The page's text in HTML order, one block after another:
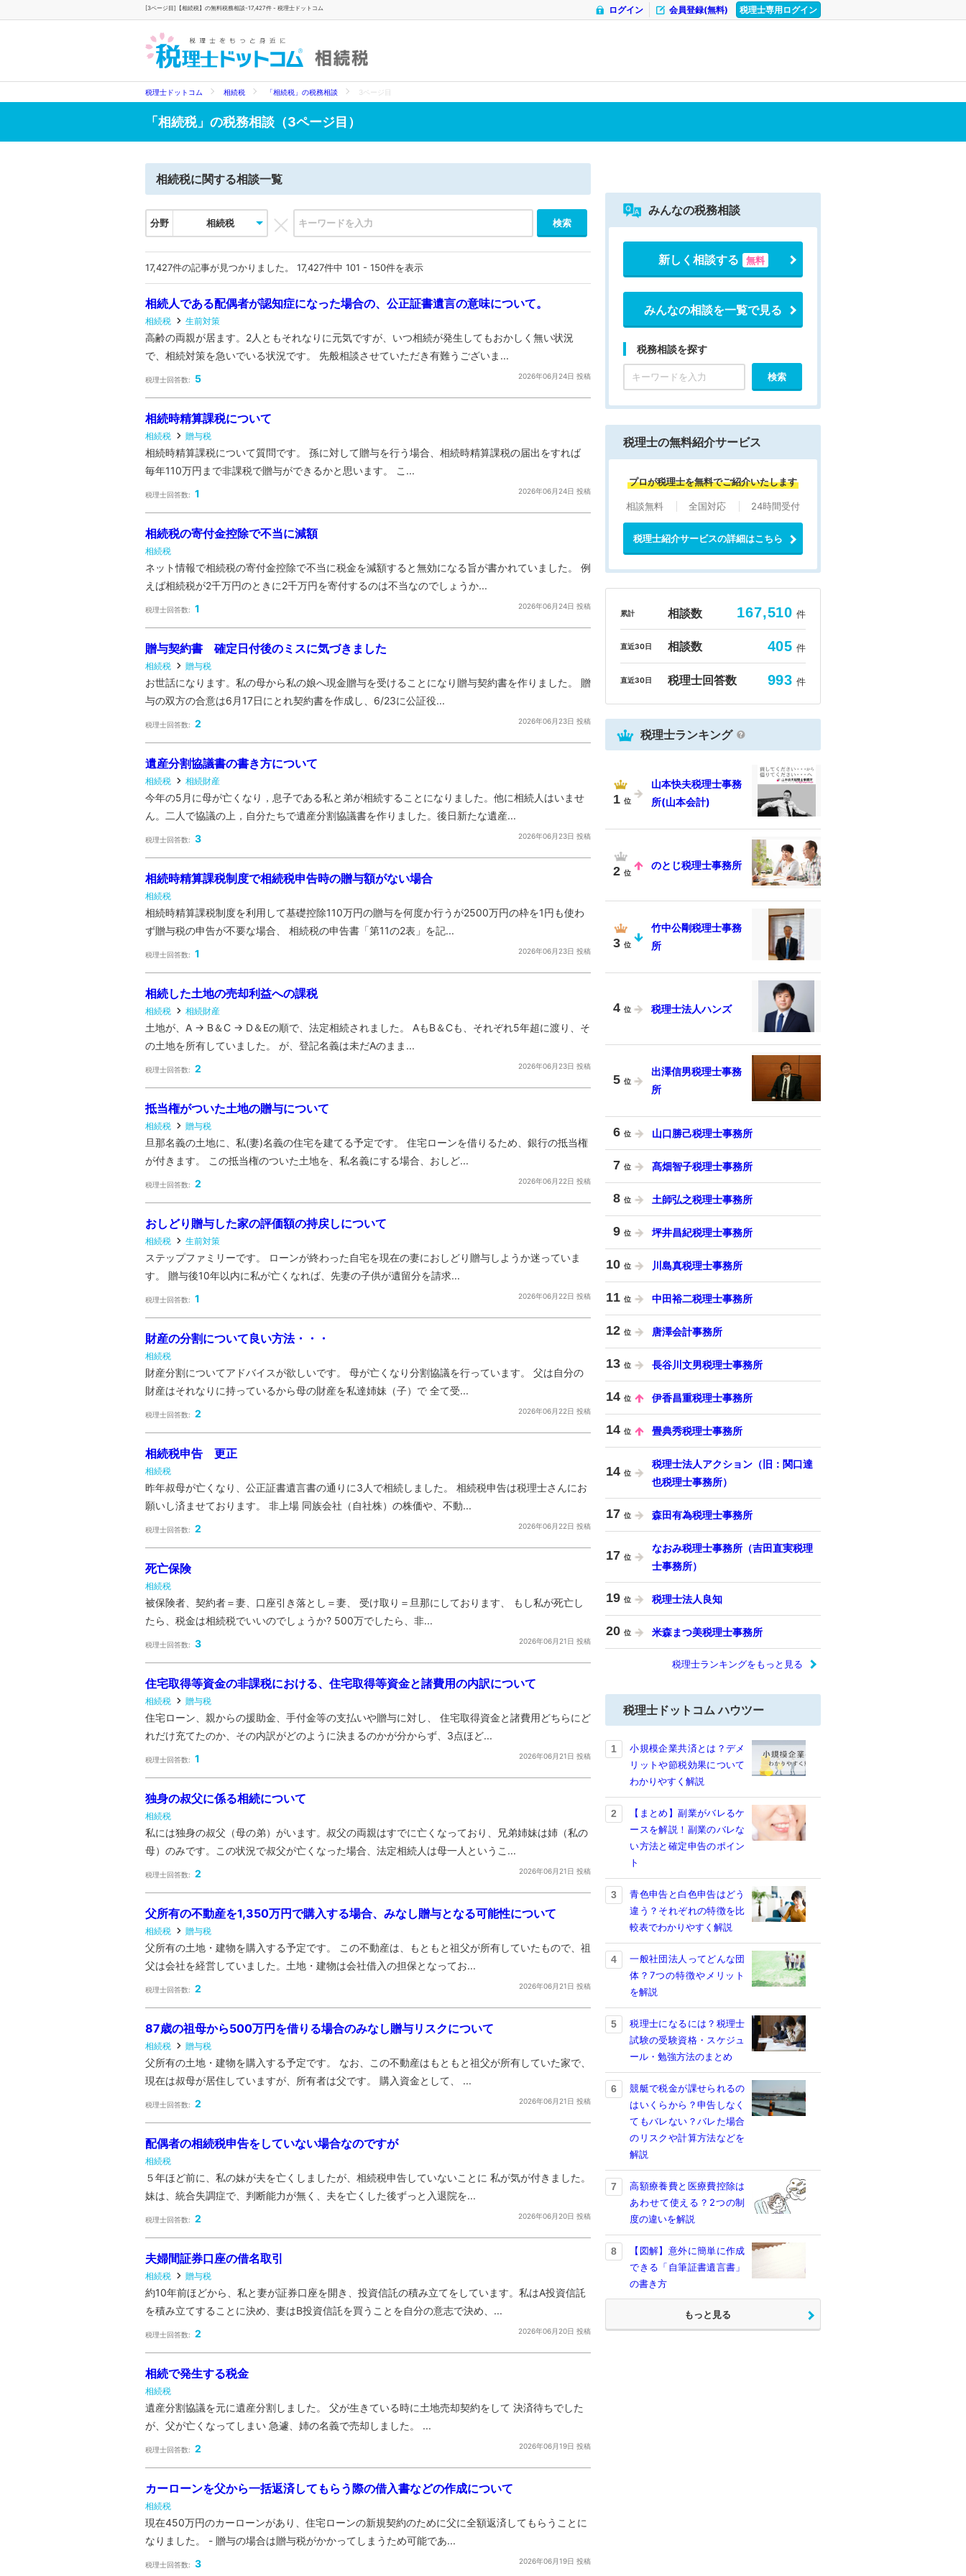
[3ページ目]【相続税】の無料税務相談-17,427件 - 税理士ドットコム 税理士専用ログイン
会員登録(無料)
ログイン
税理士ドットコム 相続税 「相続税」の税務相談 3ページ目
「 相続税」の税務相談（3ページ目）
相続税に関する相談一覧
分野 相続税
17,427件の記事が見つかりました。 17,427件中 101 - 150件を表示
相続人である配偶者が認知症になった場合の、公正証書遺言の意味について。
相続税 生前対策
高齢の両親が居ます。2人ともそれなりに元気ですが、いつ相続が発生してもおかしく無い状況
で、相続対策を急いでいる状況です。 先般相談させていただき有難うございま...
税理士回答数: 5 2026年06月24日 投稿
相続時精算課税について
相続税 贈与税
相続時精算課税について質問です。 孫に対して贈与を行う場合、相続時精算課税の届出をすれば
毎年110万円まで非課税で贈与ができるかと思います。 こ...
税理士回答数: 1 2026年06月24日 投稿
相続税の寄付金控除で不当に減額
相続税
ネット情報で相続税の寄付金控除で不当に税金を減額すると無効になる旨が書かれていました。 例
えば相続税が2千万円のときに2千万円を寄付するのは不当なのでしょうか...
税理士回答数: 1 2026年06月24日 投稿
贈与契約書 確定日付後のミスに気づきました
相続税 贈与税
お世話になります。私の母から私の娘へ現金贈与を受けることになり贈与契約書を作りました。 贈
与の双方の合意は6月17日にとれ契約書を作成し、6/23に公証役...
税理士回答数: 2 2026年06月23日 投稿
遺産分割協議書の書き方について
相続税 相続財産
今年の5月に母が亡くなり，息子である私と弟が相続することになりました。他に相続人はいませ
ん。二人で協議の上，自分たちで遺産分割協議書を作りました。後日新たな遺産...
税理士回答数: 3 2026年06月23日 投稿
相続時精算課税制度で相続税申告時の贈与額がない場合
相続税
相続時精算課税制度を利用して基礎控除110万円の贈与を何度か行うが2500万円の枠を1円も使わ
ず贈与税の申告が不要な場合、 相続税の申告書「第11の2表」を記...
税理士回答数: 1 2026年06月23日 投稿
相続した土地の売却利益への課税
相続税 相続財産
土地が、A → B＆C → D＆Eの順で、法定相続されました。 AもB＆Cも、それぞれ5年超に渡り、そ
の土地を所有していました。 が、登記名義は未だAのまま...
税理士回答数: 2 2026年06月23日 投稿
抵当権がついた土地の贈与について
相続税 贈与税
旦那名義の土地に、私(妻)名義の住宅を建てる予定です。 住宅ローンを借りるため、銀行の抵当権
が付きます。 この抵当権のついた土地を、私名義にする場合、おしど...
税理士回答数: 2 2026年06月22日 投稿
おしどり贈与した家の評価額の持戻しについて
相続税 生前対策
ステップファミリーです。 ローンが終わった自宅を現在の妻におしどり贈与しようか迷っていま
す。 贈与後10年以内に私が亡くなれば、先妻の子供が遺留分を請求...
税理士回答数: 1 2026年06月22日 投稿
財産の分割について良い方法・・・
相続税
財産分割についてアドバイスが欲しいです。 母が亡くなり分割協議を行っています。 父は自分の
財産はそれなりに持っているから母の財産を私達姉妹（子）で 全て受...
税理士回答数: 2 2026年06月22日 投稿
相続税申告 更正
相続税
昨年叔母が亡くなり、公正証書遺言書の通りに3人で相続しました。 相続税申告は税理士さんにお
願いし済ませております。 非上場 同族会社（自社株）の株価や、不動...
税理士回答数: 2 2026年06月22日 投稿
死亡保険
相続税
被保険者、契約者＝妻、口座引き落とし＝妻、 受け取り＝旦那にしております、 もし私が死亡し
たら、税金は相続税でいいのでしょうか? 500万でしたら、非...
税理士回答数: 3 2026年06月21日 投稿
住宅取得等資金の非課税における、住宅取得等資金と諸費用の内訳について
相続税 贈与税
住宅ローン、親からの援助金、手付金等の支払いや贈与に対し、 住宅取得資金と諸費用どちらにど
れだけ充てたのか、その内訳がどのように決まるのかが分からず、3点ほど...
税理士回答数: 1 2026年06月21日 投稿
独身の叔父に係る相続について
相続税
私には独身の叔父（母の弟）がいます。叔父の両親はすでに亡くなっており、兄弟姉妹は姉（私の
母）のみです。この状況で叔父が亡くなった場合、法定相続人は母一人というこ...
税理士回答数: 2 2026年06月21日 投稿
父所有の不動産を1,350万円で購入する場合、みなし贈与となる可能性について
相続税 贈与税
父所有の土地・建物を購入する予定です。 この不動産は、もともと祖父が所有していたもので、祖
父は会社を経営していました。土地・建物は会社借入の担保となってお...
税理士回答数: 2 2026年06月21日 投稿
87歳の祖母から500万円を借りる場合のみなし贈与リスクについて
相続税 贈与税
父所有の土地・建物を購入する予定です。 なお、この不動産はもともと祖父が所有していた家で、
現在は叔母が居住していますが、所有者は父です。 購入資金として、 ...
税理士回答数: 2 2026年06月21日 投稿
配偶者の相続税申告をしていない場合なのですが
相続税
５年ほど前に、私の妹が夫を亡くしましたが、相続税申告していないことに 私が気が付きました。
妹は、統合失調症で、判断能力が無く、夫を亡くした後ずっと入退院を...
税理士回答数: 2 2026年06月20日 投稿
夫婦間証券口座の借名取引
相続税 贈与税
約10年前ほどから、私と妻が証券口座を開き、投資信託の積み立てをしています。私はA投資信託
を積み立てすることに決め、妻はB投資信託を買うことを自分の意志で決め、...
税理士回答数: 2 2026年06月20日 投稿
相続で発生する税金
相続税
遺産分割協議を元に遺産分割しました。 父が生きている時に土地売却契約をして 決済待ちでした
が、父が亡くなってしまい 急遽、姉の名義で売却しました。 ...
税理士回答数: 2 2026年06月19日 投稿
カーローンを父から一括返済してもらう際の借入書などの作成について
相続税
現在450万円のカーローンがあり、住宅ローンの新規契約のために父に全額返済してもらうことに
なりました。 - 贈与の場合は贈与税がかかってしまうため可能であ...
税理士回答数: 3 2026年06月19日 投稿
みんなの税務相談
新しく相談する 無料
みんなの相談を一覧で見る
税務相談を探す
税理士の無料紹介サービス
プロが税理士を無料でご紹介いたします
相談無料 全国対応 24時間受付
税理士紹介サービスの詳細はこちら
累計 相談数 167,510 件
直近30日 相談数 405 件
直近30日 税理士回答数 993 件
税理士ランキング
1
山本快夫税理士事務
所(山本会計)
2 のとじ税理士事務所
3
竹中公剛税理士事務
所
4 税理士法人ハンズ
5
出澤信男税理士事務
所
6 山口勝己税理士事務所
7 髙畑智子税理士事務所
8 土師弘之税理士事務所
9 坪井昌紀税理士事務所
10 川島真税理士事務所
11 中田裕二税理士事務所
12 唐澤会計事務所
13 長谷川文男税理士事務所
14 伊香昌重税理士事務所
14 畳典秀税理士事務所
14
税理士法人アクション（旧：関口達
也税理士事務所）
17 森田有為税理士事務所
17
なおみ税理士事務所（吉田直実税理
士事務所）
19 税理士法人良知
20 米森まつ美税理士事務所
税理士ランキングをもっと見る
税理士ドットコム ハウツー
1
小規模企業共済とは？デメ
リットや節税効果について
わかりやすく解説
2
【まとめ】副業がバレるケ
ースを解説！副業のバレな
い方法と確定申告のポイン
ト
3
青色申告と白色申告はどう
違う？それぞれの特徴を比
較表でわかりやすく解説
4
一般社団法人ってどんな団
体？7つの特徴やメリット
を解説
5
税理士になるには？税理士
試験の受験資格・スケジュ
ール・勉強方法のまとめ
6
競艇で税金が課せられるの
はいくらから？申告しなく
てもバレない？バレた場合
のリスクや計算方法などを
解説
7
高額療養費と医療費控除は
あわせて使える？2つの制
度の違いを解説
8
【図解】意外に簡単に作成
できる「自筆証書遺言書」
の書き方
もっと見る